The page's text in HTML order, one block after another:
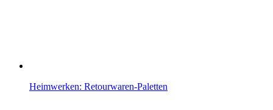
Heimwerken: Retourwaren-Paletten